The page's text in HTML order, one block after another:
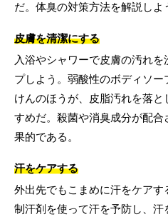
だ。体臭の対策方法を解説しよ
皮膚を清潔にする
入浴やシャワーで皮膚の汚れ
プしよう。弱酸性のボディソ
けんのほうが、皮脂汚れを落
すめだ。殺菌や消臭成分が配
果的である。
汗をケアする
外出先でもこまめに汗をケア
制汗剤を使って汗を予防し、